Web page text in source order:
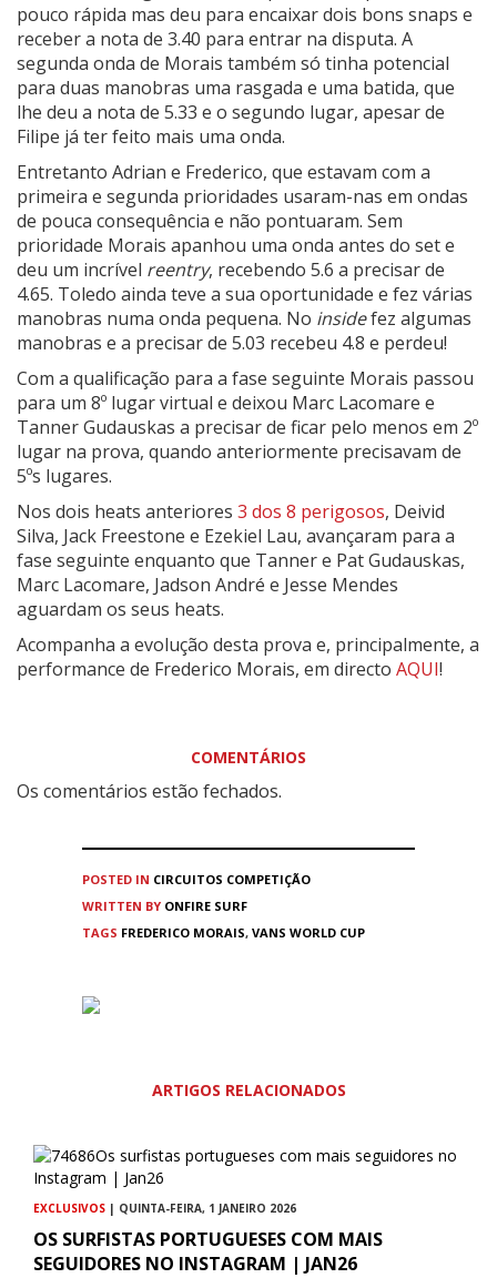
pouco rápida mas deu para encaixar dois bons snaps e
receber a nota de 3.40 para entrar na disputa. A
segunda onda de Morais também só tinha potencial
para duas manobras uma rasgada e uma batida, que
lhe deu a nota de 5.33 e o segundo lugar, apesar de
Filipe já ter feito mais uma onda.
Entretanto Adrian e Frederico, que estavam com a
primeira e segunda prioridades usaram-nas em ondas
de pouca consequência e não pontuaram. Sem
prioridade Morais apanhou uma onda antes do set e
deu um incrível reentry, recebendo 5.6 a precisar de
4.65. Toledo ainda teve a sua oportunidade e fez várias
manobras numa onda pequena. No insidefez algumas
manobras e a precisar de 5.03 recebeu 4.8 e perdeu!
Com a qualificação para a fase seguinte Morais passou
para um 8º lugar virtual e deixou Marc Lacomare e
Tanner Gudauskas a precisar de ficar pelo menos em 2º
lugar na prova, quando anteriormente precisavam de
5ºs lugares.
Nos dois heats anteriores 3 dos 8 perigosos, Deivid
Silva, Jack Freestone e Ezekiel Lau, avançaram para a
fase seguinte enquanto que Tanner e Pat Gudauskas,
Marc Lacomare, Jadson André e Jesse Mendes
aguardam os seus heats.
Acompanha a evolução desta prova e, principalmente, a
performance de Frederico Morais, em directo AQUI!
COMENTÁRIOS
Os comentários estão fechados.
POSTED IN CIRCUITOS COMPETIÇÃO
WRITTEN BY ONFIRE SURF
TAGS FREDERICO MORAIS, VANS WORLD CUP
ARTIGOS RELACIONADOS
EXCLUSIVOS | QUINTA-FEIRA, 1 JANEIRO 2026
OS SURFISTAS PORTUGUESES COM MAIS
SEGUIDORES NO INSTAGRAM | JAN26